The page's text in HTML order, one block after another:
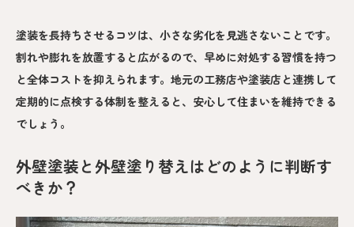
塗装を長持ちさせるコツは、小さな劣化を見逃さないことです。
割れや膨れを放置すると広がるので、早めに対処する習慣を持つ
と全体コストを抑えられます。地元の工務店や塗装店と連携して
定期的に点検する体制を整えると、安心して住まいを維持できる
でしょう。
外壁塗装と外壁塗り替えはどのように判断す
べきか？